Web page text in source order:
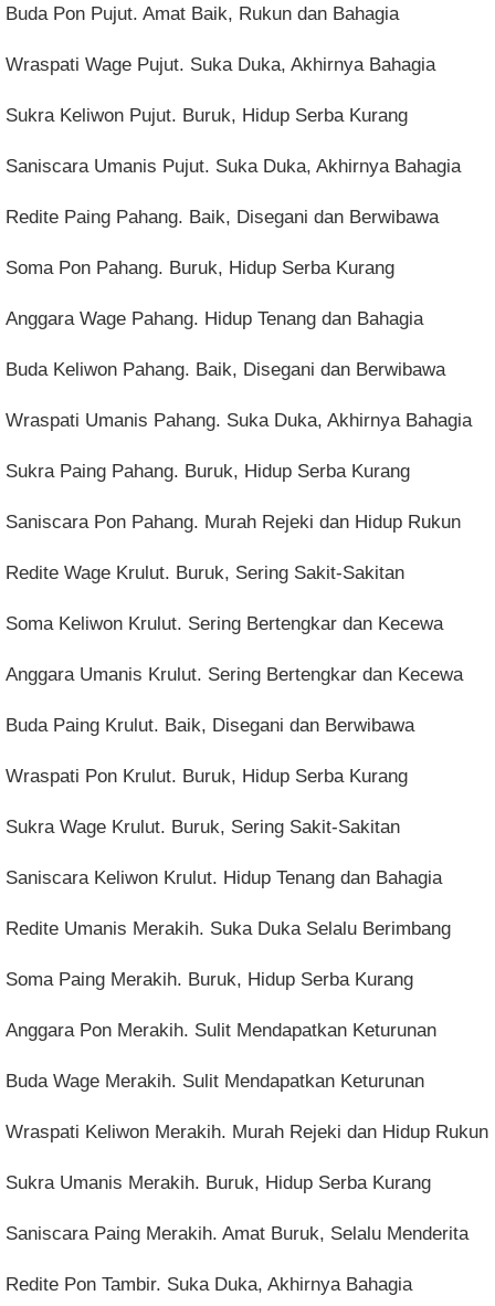
Buda Pon Pujut. Amat Baik, Rukun dan Bahagia
Wraspati Wage Pujut. Suka Duka, Akhirnya Bahagia
Sukra Keliwon Pujut. Buruk, Hidup Serba Kurang
Saniscara Umanis Pujut. Suka Duka, Akhirnya Bahagia
Redite Paing Pahang. Baik, Disegani dan Berwibawa
Soma Pon Pahang. Buruk, Hidup Serba Kurang
Anggara Wage Pahang. Hidup Tenang dan Bahagia
Buda Keliwon Pahang. Baik, Disegani dan Berwibawa
Wraspati Umanis Pahang. Suka Duka, Akhirnya Bahagia
Sukra Paing Pahang. Buruk, Hidup Serba Kurang
Saniscara Pon Pahang. Murah Rejeki dan Hidup Rukun
Redite Wage Krulut. Buruk, Sering Sakit-Sakitan
Soma Keliwon Krulut. Sering Bertengkar dan Kecewa
Anggara Umanis Krulut. Sering Bertengkar dan Kecewa
Buda Paing Krulut. Baik, Disegani dan Berwibawa
Wraspati Pon Krulut. Buruk, Hidup Serba Kurang
Sukra Wage Krulut. Buruk, Sering Sakit-Sakitan
Saniscara Keliwon Krulut. Hidup Tenang dan Bahagia
Redite Umanis Merakih. Suka Duka Selalu Berimbang
Soma Paing Merakih. Buruk, Hidup Serba Kurang
Anggara Pon Merakih. Sulit Mendapatkan Keturunan
Buda Wage Merakih. Sulit Mendapatkan Keturunan
Wraspati Keliwon Merakih. Murah Rejeki dan Hidup Rukun
Sukra Umanis Merakih. Buruk, Hidup Serba Kurang
Saniscara Paing Merakih. Amat Buruk, Selalu Menderita
Redite Pon Tambir. Suka Duka, Akhirnya Bahagia